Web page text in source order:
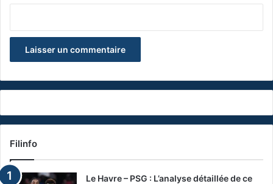
Filinfo
Le Havre – PSG : L’analyse détaillée de ce